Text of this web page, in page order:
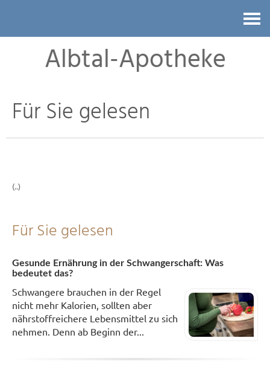
Albtal-Apotheke
Für Sie gelesen
(..)
Für Sie gelesen
Gesunde Ernährung in der Schwangerschaft: Was
bedeutet das?
Schwangere brauchen in der Regel
nicht mehr Kalorien, sollten aber
nährstoffreichere Lebensmittel zu sich
nehmen. Denn ab Beginn der...